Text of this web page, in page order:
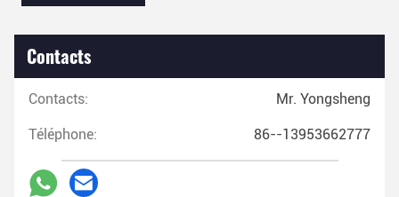
Contacts
Contacts: Mr. Yongsheng
Téléphone: 86--13953662777